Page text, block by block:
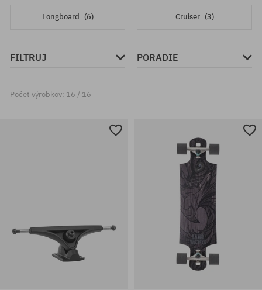
Longboard (6) Cruiser (3)
FILTRUJ PORADIE
Počet výrobkov: 16 / 16